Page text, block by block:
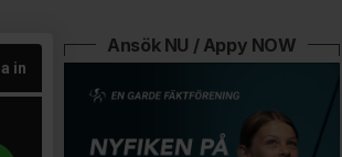
in
Ansök NU / Appy NOW